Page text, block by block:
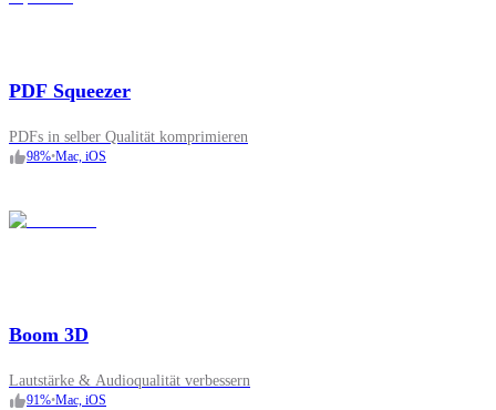
PDF Squeezer
PDFs in selber Qualität komprimieren
98%•Mac, iOS
Boom 3D
Lautstärke & Audioqualität verbessern
91%•Mac, iOS